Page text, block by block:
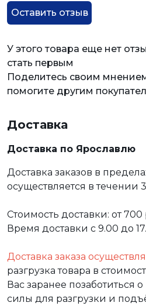
Оставить отзыв
У этого товара еще нет
стать первым
Поделитесь своим
помогите другим
Доставка
Доставка по Ярославлю
Доставка заказов в
осуществляется в течении
Стоимость доставки: от 700
Время доставки с 9.00 до
Доставка заказа
разгрузка товара в
Вас заранее позаботиться
силы для разгрузки и